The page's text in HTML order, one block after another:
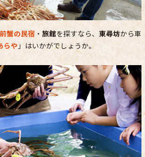
蟹の民宿 ・ 旅館を探すなら、 東尋坊から車
らや」はいかがでしょうか。